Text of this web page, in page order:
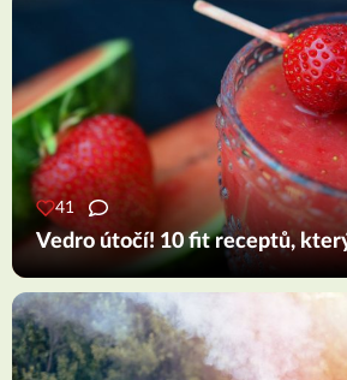
41
Vedro útočí! 10 fit receptů,